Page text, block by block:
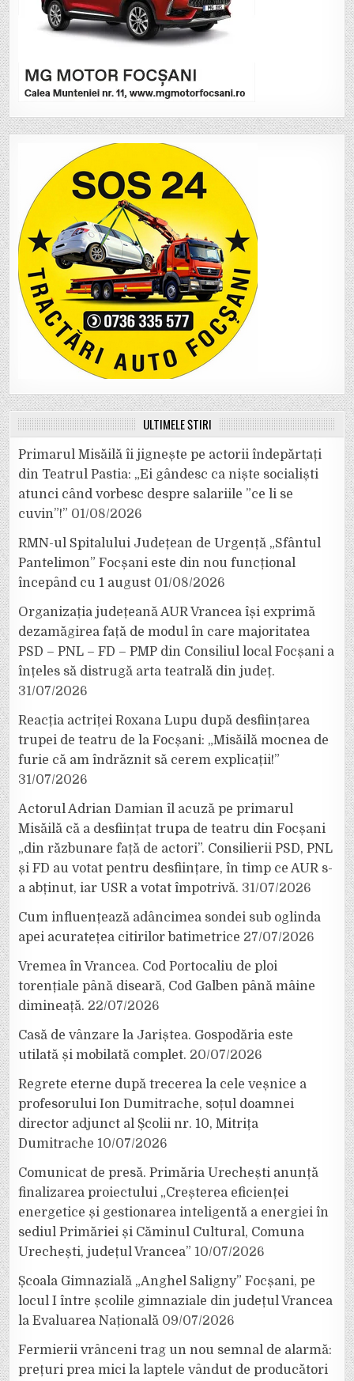
ULTIMELE ȘTIRI
Primarul Misăilă îi jignește pe actorii îndepărtați
din Teatrul Pastia: „Ei gândesc ca niște socialiști
atunci când vorbesc despre salariile ”ce li se
cuvin”!” 01/08/2026
RMN-ul Spitalului Județean de Urgență „Sfântul
Pantelimon” Focșani este din nou funcțional
începând cu 1 august 01/08/2026
Organizația județeană AUR Vrancea își exprimă
dezamăgirea față de modul în care majoritatea
PSD – PNL – FD – PMP din Consiliul local Focșani a
înțeles să distrugă arta teatrală din județ.
31/07/2026
Reacția actriței Roxana Lupu după desființarea
trupei de teatru de la Focșani: „Misăilă mocnea de
furie că am îndrăznit să cerem explicații!”
31/07/2026
Actorul Adrian Damian îl acuză pe primarul
Misăilă că a desființat trupa de teatru din Focșani
„din răzbunare față de actori”. Consilierii PSD, PNL
și FD au votat pentru desființare, în timp ce AUR s-
a abținut, iar USR a votat împotrivă. 31/07/2026
Cum influențează adâncimea sondei sub oglinda
apei acuratețea citirilor batimetrice 27/07/2026
Vremea în Vrancea. Cod Portocaliu de ploi
torențiale până diseară, Cod Galben până mâine
dimineață. 22/07/2026
Casă de vânzare la Jariștea. Gospodăria este
utilată și mobilată complet. 20/07/2026
Regrete eterne după trecerea la cele veșnice a
profesorului Ion Dumitrache, soțul doamnei
director adjunct al Școlii nr. 10, Mitrița
Dumitrache 10/07/2026
Comunicat de presă. Primăria Urechești anunță
finalizarea proiectului „Creșterea eficienței
energetice și gestionarea inteligentă a energiei în
sediul Primăriei și Căminul Cultural, Comuna
Urechești, județul Vrancea” 10/07/2026
Școala Gimnazială „Anghel Saligny” Focșani, pe
locul I între școlile gimnaziale din județul Vrancea
la Evaluarea Națională 09/07/2026
Fermierii vrânceni trag un nou semnal de alarmă:
prețuri prea mici la laptele vândut de producători